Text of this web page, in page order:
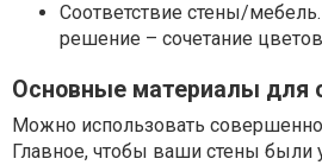
Соответствие стены/
решение – сочетание
Основные материалы для
Можно использовать
Главное, чтобы ваши стены были